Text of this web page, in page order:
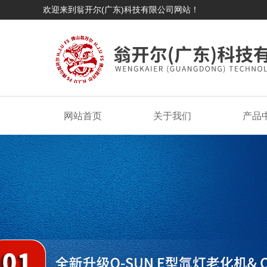
欢迎来到翁开尔(广东)科技有限公司网站！
网站首页 关于我们 产品